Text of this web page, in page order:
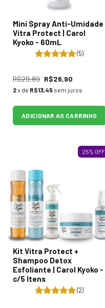
Mini Spray Anti-Umidade
Vitra Protect | Carol
Kyoko - 60mL
(5)
R$29,89 R$26,90
2x de R$13,45 sem juros
ADICIONAR AO CARRINHO
25% OFF
Kit Vitra Protect +
Shampoo Detox
Esfoliante | Carol Kyoko -
c/5 Itens
(2)